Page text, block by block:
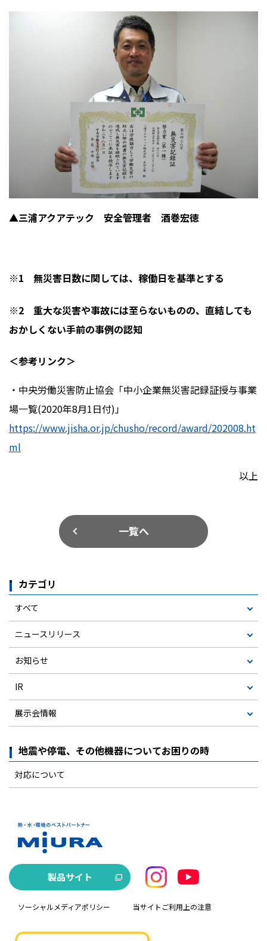
▲三浦アクアテック 安全管理者 酒巻宏徳
※1 無災害日数に関しては、稼働日を基準とする
※2 重大な災害や事故には至らないものの、直結しても
おかしくない手前の事例の認知
＜参考リンク＞
・中央労働災害防止協会「中小企業無災害記録証授与事業
場一覧(2020年8月1日付)」
https://www.jisha.or.jp/chusho/record/award/202008.ht
ml
以上
一覧へ
カテゴリ
すべて
ニュースリリース
お知らせ
IR
展示会情報
地震や停電、その他機器についてお困りの時
対応について
製品サイト
ソーシャルメディアポリシー 当サイトご利用上の注意